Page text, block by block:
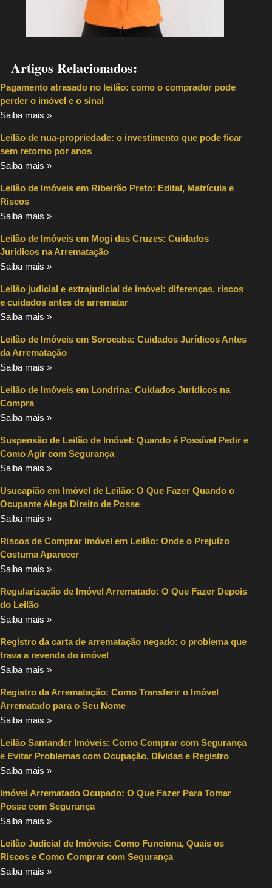
Artigos Relacionados:
Pagamento atrasado no leilão: como o comprador pode
perder o imóvel e o sinal
Saiba mais »
Leilão de nua-propriedade: o investimento que pode ficar
sem retorno por anos
Saiba mais »
Leilão de Imóveis em Ribeirão Preto: Edital, Matrícula e
Riscos
Saiba mais »
Leilão de Imóveis em Mogi das Cruzes: Cuidados
Jurídicos na Arrematação
Saiba mais »
Leilão judicial e extrajudicial de imóvel: diferenças, riscos
e cuidados antes de arrematar
Saiba mais »
Leilão de Imóveis em Sorocaba: Cuidados Jurídicos Antes
da Arrematação
Saiba mais »
Leilão de Imóveis em Londrina: Cuidados Jurídicos na
Compra
Saiba mais »
Suspensão de Leilão de Imóvel: Quando é Possível Pedir e
Como Agir com Segurança
Saiba mais »
Usucapião em Imóvel de Leilão: O Que Fazer Quando o
Ocupante Alega Direito de Posse
Saiba mais »
Riscos de Comprar Imóvel em Leilão: Onde o Prejuízo
Costuma Aparecer
Saiba mais »
Regularização de Imóvel Arrematado: O Que Fazer Depois
do Leilão
Saiba mais »
Registro da carta de arrematação negado: o problema que
trava a revenda do imóvel
Saiba mais »
Registro da Arrematação: Como Transferir o Imóvel
Arrematado para o Seu Nome
Saiba mais »
Leilão Santander Imóveis: Como Comprar com Segurança
e Evitar Problemas com Ocupação, Dívidas e Registro
Saiba mais »
Imóvel Arrematado Ocupado: O Que Fazer Para Tomar
Posse com Segurança
Saiba mais »
Leilão Judicial de Imóveis: Como Funciona, Quais os
Riscos e Como Comprar com Segurança
Saiba mais »